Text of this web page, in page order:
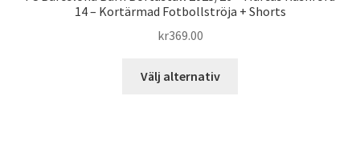
14 – Kortärmad Fotbollströja + Shorts
kr369.00
Välj alternativ